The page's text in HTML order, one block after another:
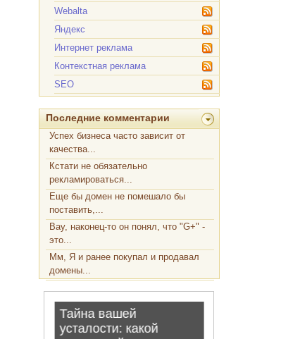
Webalta
Яндекс
Интернет реклама
Контекстная реклама
SEO
Последние комментарии
Успех бизнеса часто зависит от
качества...
Кстати не обязательно
рекламироваться...
Еще бы домен не помешало бы
поставить,...
Вау, наконец-то он понял, что "G+" -
это...
Мм, Я и ранее покупал и продавал
домены...